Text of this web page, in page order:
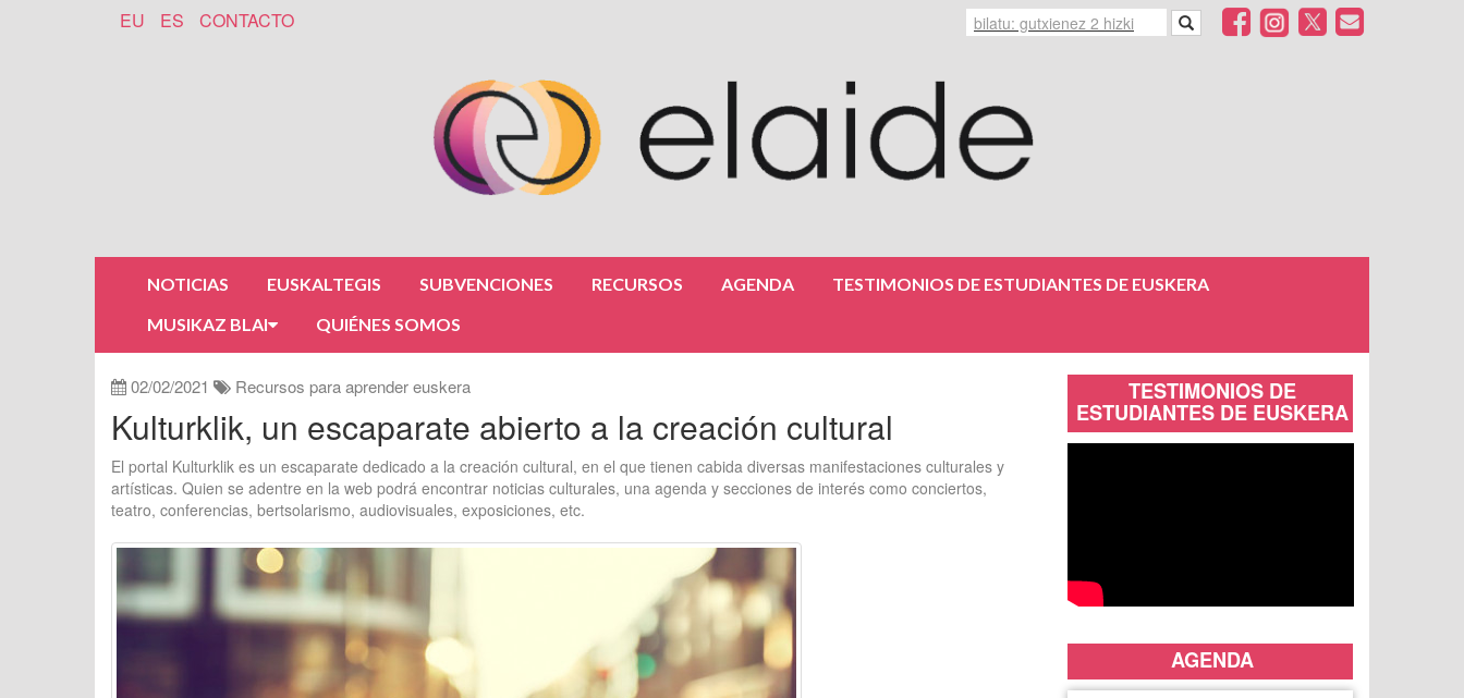
EU ES CONTACTO
NOTICIAS EUSKALTEGIS SUBVENCIONES RECURSOS AGENDA
TESTIMONIOS DE ESTUDIANTES DE EUSKERA
MUSIKAZ BLAI
QUIÉNES SOMOS
02/02/2021 Recursos para aprender euskera
Kulturklik, un escaparate abierto a la creación cultural
El portal Kulturklik es un escaparate dedicado a la creación cultural, en el que tienen cabida diversas manifestaciones culturales y
artísticas. Quien se adentre en la web podrá encontrar noticias culturales, una agenda y secciones de interés como conciertos,
teatro, conferencias, bertsolarismo, audiovisuales, exposiciones, etc.
TESTIMONIOS DE
ESTUDIANTES DE EUSKERA
AGENDA